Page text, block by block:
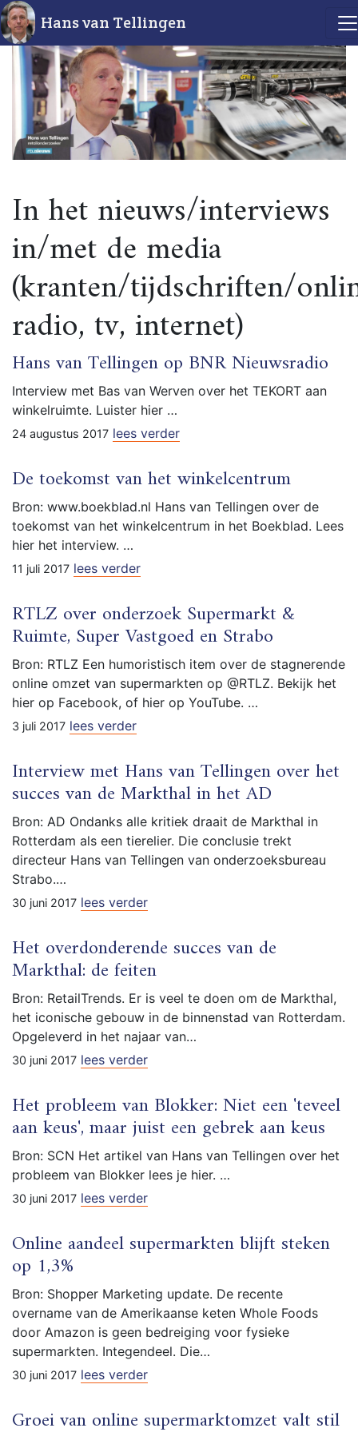
Hans van Tellingen
In het nieuws/interviews
in/met de media
(kranten/tijdschriften/
radio, tv, internet)
Hans van Tellingen op BNR Nieuwsradio
Interview met Bas van Werven over het TEKORT aan
winkelruimte. Luister hier …
24 augustus 2017 lees verder
De toekomst van het winkelcentrum
Bron: www.boekblad.nl Hans van Tellingen over de
toekomst van het winkelcentrum in het Boekblad. Lees
hier het interview. …
11 juli 2017 lees verder
RTLZ over onderzoek Supermarkt &
Ruimte, Super Vastgoed en Strabo
Bron: RTLZ Een humoristisch item over de stagnerende
online omzet van supermarkten op @RTLZ. Bekijk het
hier op Facebook, of hier op YouTube. …
3 juli 2017 lees verder
Interview met Hans van Tellingen over het
succes van de Markthal in het AD
Bron: AD Ondanks alle kritiek draait de Markthal in
Rotterdam als een tierelier. Die conclusie trekt
directeur Hans van Tellingen van onderzoeksbureau
Strabo.…
30 juni 2017 lees verder
Het overdonderende succes van de
Markthal: de feiten
Bron: RetailTrends. Er is veel te doen om de Markthal,
het iconische gebouw in de binnenstad van Rotterdam.
Opgeleverd in het najaar van…
30 juni 2017 lees verder
Het probleem van Blokker: Niet een 'teveel
aan keus', maar juist een gebrek aan keus
Bron: SCN Het artikel van Hans van Tellingen over het
probleem van Blokker lees je hier. …
30 juni 2017 lees verder
Online aandeel supermarkten blijft steken
op 1,3%
Bron: Shopper Marketing update. De recente
overname van de Amerikaanse keten Whole Foods
door Amazon is geen bedreiging voor fysieke
supermarkten. Integendeel. Die…
30 juni 2017 lees verder
Groei van online supermarktomzet valt stil